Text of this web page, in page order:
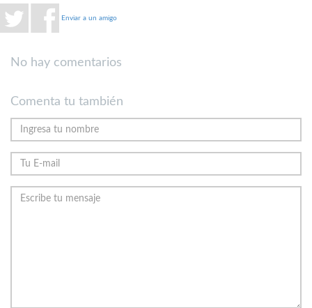
Enviar a un amigo
No hay comentarios
Comenta tu también